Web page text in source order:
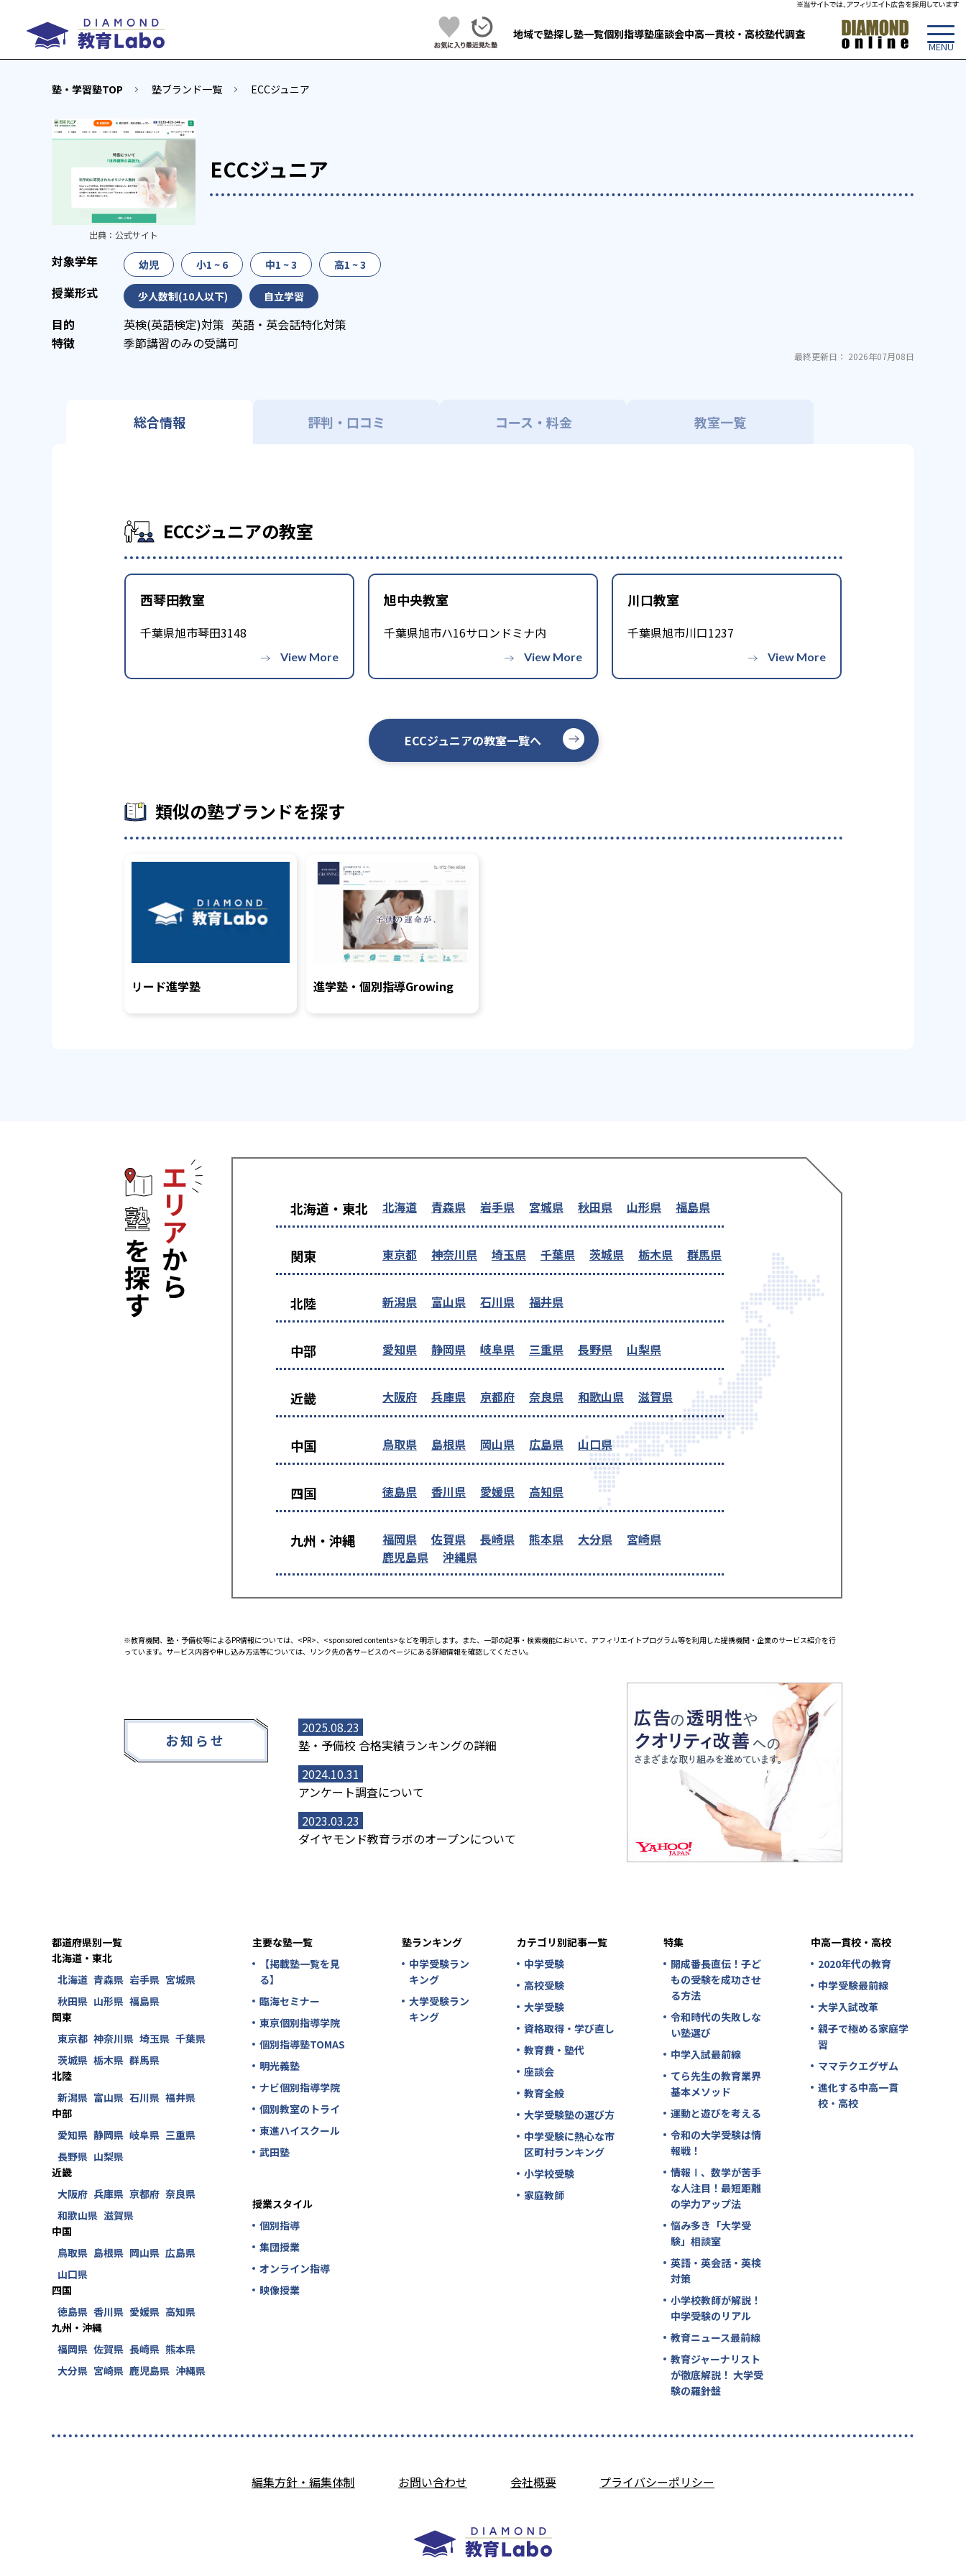
地域で塾探し塾一覧個別指導塾座談会中高一貫校・高校塾代調査
塾・学習塾TOP 塾ブランド一覧 ECCジュニア
ECCジュニア
出典： 公式サイト
幼児 小1 ~ 6 中1 ~ 3 高1 ~ 3
少人数制(10人以下) 自立学習
英検(英語検定)対策 英語・英会話特化対策
季節講習のみの受講可
最終更新日： 2026年07月08日
総合情報 評判・口コミ コース・料金 教室一覧
ECCジュニアの教室
西琴田教室
千葉県旭市琴田3148
旭中央教室
千葉県旭市ハ16サロンドミナ内
川口教室
千葉県旭市川口1237
ECCジュニアの教室一覧へ
類似の塾ブランドを探す
リード進学塾 進学塾・個別指導Growing
北海道・東北 北海道 青森県 岩手県 宮城県 秋田県 山形県 福島県
関東 東京都 神奈川県 埼玉県 千葉県 茨城県 栃木県 群馬県
北陸 新潟県 富山県 石川県 福井県
中部 愛知県 静岡県 岐阜県 三重県 長野県 山梨県
近畿 大阪府 兵庫県 京都府 奈良県 和歌山県 滋賀県
中国 鳥取県 島根県 岡山県 広島県 山口県
四国 徳島県 香川県 愛媛県 高知県
九州・沖縄 福岡県 佐賀県 長崎県 熊本県 大分県
宮崎県
鹿児島県
沖縄県
※教育機関、塾・予備校等によるPR情報については、<PR>、<sponsored contents>などを明示します。また、一部の記事・検索機能において、アフィリエイトプログラム等を利用した提携機関・企業のサービス紹介を行
っています。サービス内容や申し込み方法等については、リンク先の各サービスのページにある詳細情報を確認してください。
お知らせ
2025.08.23
塾・予備校 合格実績ランキングの詳細
2024.10.31
アンケート調査について
2023.03.23
ダイヤモンド教育ラボのオープンについて
都道府県別一覧
北海道・東北
北海道 青森県 岩手県 宮城県
秋田県 山形県 福島県
関東
東京都 神奈川県 埼玉県 千葉県
茨城県 栃木県 群馬県
北陸
新潟県 富山県 石川県 福井県
中部
愛知県 静岡県 岐阜県 三重県
長野県 山梨県
近畿
大阪府 兵庫県 京都府 奈良県
和歌山県 滋賀県
中国
鳥取県 島根県 岡山県 広島県
山口県
四国
徳島県 香川県 愛媛県 高知県
九州・沖縄
福岡県 佐賀県 長崎県 熊本県
大分県 宮崎県 鹿児島県 沖縄県
主要な塾一覧
【掲載塾一覧を見
る】
臨海セミナー
東京個別指導学院
個別指導塾TOMAS
明光義塾
ナビ個別指導学院
個別教室のトライ
東進ハイスクール
武田塾
授業スタイル
個別指導
集団授業
オンライン指導
映像授業
塾ランキング
中学受験ラン
キング
大学受験ラン
キング
カテゴリ別記事一覧
中学受験
高校受験
大学受験
資格取得・学び直し
教育費・塾代
座談会
教育全般
大学受験塾の選び方
中学受験に熱心な市
区町村ランキング
小学校受験
家庭教師
特集
開成番長直伝！子ど
もの受験を成功させ
る方法
令和時代の失敗しな
い塾選び
中学入試最前線
てら先生の教育業界
基本メソッド
運動と遊びを考える
令和の大学受験は情
報戦！
情報Ⅰ、数学が苦手
な人注目！最短距離
の学力アップ法
悩み多き「大学受
験」相談室
英語・英会話・英検
対策
小学校教師が解説！
中学受験のリアル
教育ニュース最前線
教育ジャーナリスト
が徹底解説！ 大学受
験の羅針盤
中高一貫校・高校
2020年代の教育
中学受験最前線
大学入試改革
親子で極める家庭学
習
ママテクエグザム
進化する中高一貫
校・高校
編集方針・編集体制 お問い合わせ 会社概要 プライバシーポリシー